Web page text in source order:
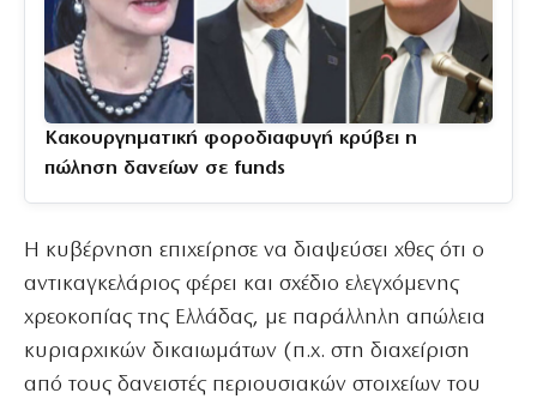
Κακουργηματική φοροδιαφυγή κρύβει η
πώληση δανείων σε funds
Η κυβέρνηση επιχείρησε να διαψεύσει χθες ότι ο
αντικαγκελάριος φέρει και σχέδιο ελεγχόμενης
χρεοκοπίας της Ελλάδας, με παράλληλη απώλεια
κυριαρχικών δικαιωμάτων (π.χ. στη διαχείριση
από τους δανειστές περιουσιακών στοιχείων του